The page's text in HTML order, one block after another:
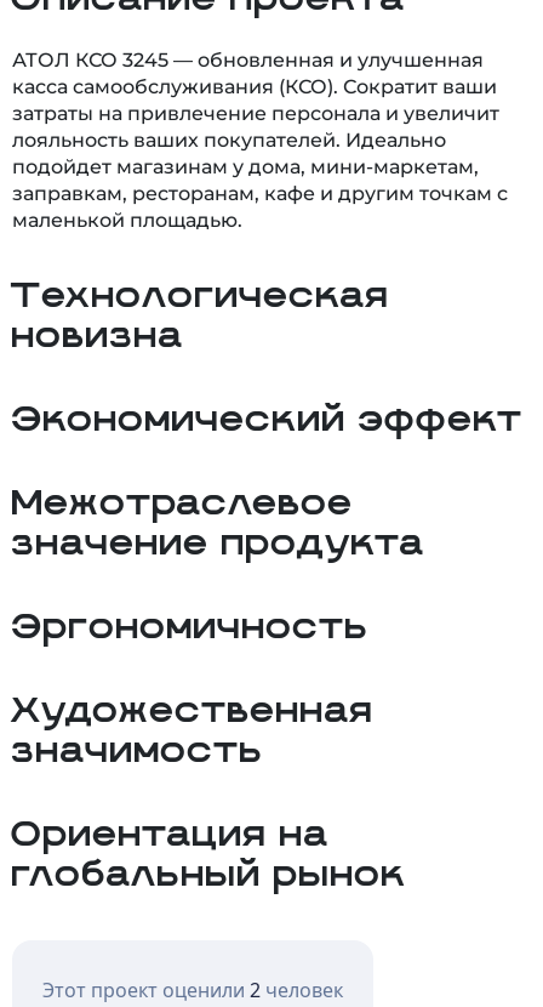
АТОЛ КСО 3245 — обновленная и улучшенная
касса самообслуживания (КСО). Сократит ваши
затраты на привлечение персонала и увеличит
лояльность ваших покупателей. Идеально
подойдет магазинам у дома, мини-маркетам,
заправкам, ресторанам, кафе и другим точкам с
маленькой площадью.
Технологическая
новизна
Экономический эффект
Межотраслевое
значение продукта
Эргономичность
Художественная
значимость
Ориентация на
глобальный рынок
Этот проект оценили 2 человек